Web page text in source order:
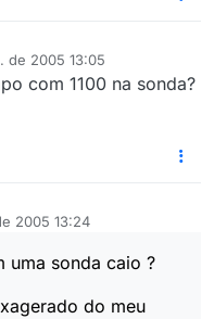
de 2005 13:05
com 1100 na sonda?
2005 13:24
uma sonda caio ?
do meu